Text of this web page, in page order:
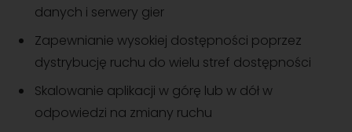
danych i serwery gier
Zapewnianie wysokiej dostępności poprzez
dystrybucję ruchu do wielu stref dostępności
Skalowanie aplikacji w górę lub w dół w
odpowiedzi na zmiany ruchu